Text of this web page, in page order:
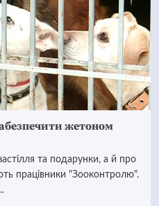
жетоном
та подарунки, а й про
працівники "Зооконтролю".